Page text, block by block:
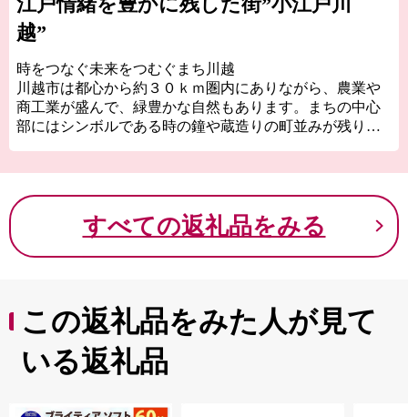
越”
時をつなぐ未来をつむぐまち川越
川越市は都心から約３０ｋｍ圏内にありながら、農業や
商工業が盛んで、緑豊かな自然もあります。まちの中心
部にはシンボルである時の鐘や蔵造りの町並みが残り古
のある特産品や市内で生産された農産物など幅広く返礼
品を取り揃えておりますので、ぜひ応援よろしくお願い
すべての返礼品をみる
この返礼品をみた人が見て
いる返礼品